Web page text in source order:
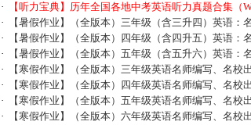
·
【听力宝典】历年全国各地中考英语听力真题合集（
·
【暑假作业】（全版本）三年级（含三升四）英语：
·
【暑假作业】（全版本）四年级（含四升五）英语：
·
【暑假作业】（全版本）五年级（含五升六）英语：
·
【寒假作业】（全版本）三年级英语名师编写、名校
·
【寒假作业】（全版本）四年级英语名师编写、名校
·
【寒假作业】（全版本）五年级英语名师编写、名校
·
【寒假作业】（全版本）六年级英语名师编写、名校